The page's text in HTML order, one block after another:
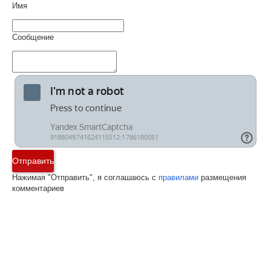
Имя
Сообщение
Отправить
Нажимая "Отправить", я соглашаюсь с правилами размещения
комментариев